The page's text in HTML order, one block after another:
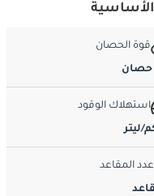
قوة الحصان
استهلاك الوقود
عدد المقاعد